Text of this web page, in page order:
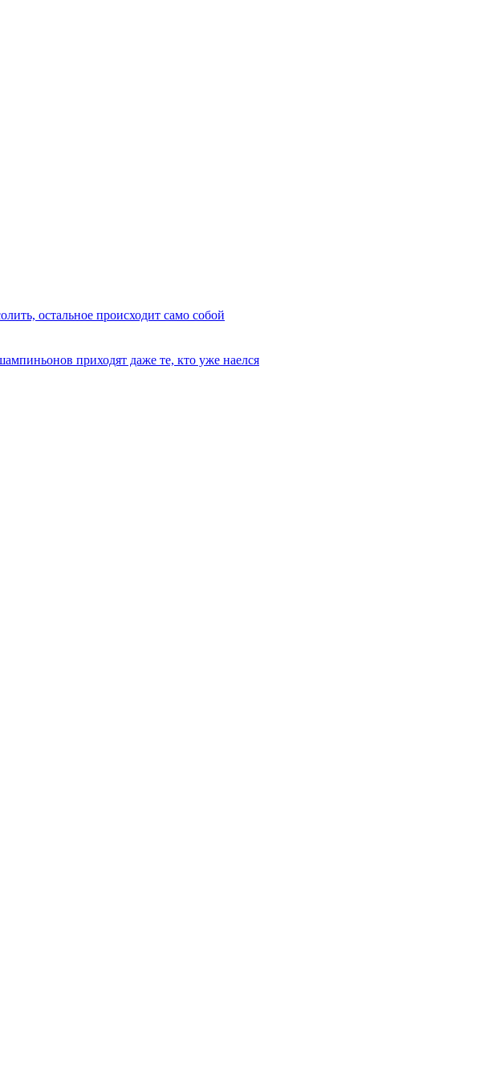
остальное происходит само собой
приходят даже те, кто уже наелся